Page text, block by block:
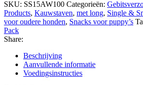
SKU: SS15AW100 Categorieën:
Products, Kauwstaven, met long, Single &
voor oudere honden, Snacks voor puppy’s
Pack
Share:
Beschrijving
Aanvullende informatie
Voedingsinstructies